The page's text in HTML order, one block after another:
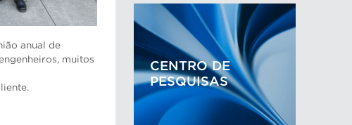
anual de
muitos
CENTRO DE
PESQUISAS